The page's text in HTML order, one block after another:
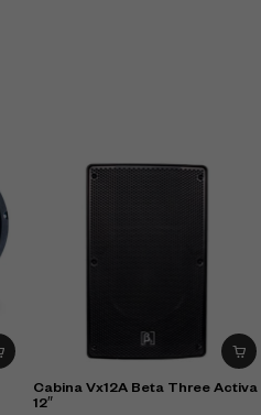
Cabina Vx12A Beta Three Activa
12″